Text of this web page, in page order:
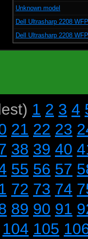
Unknown model
Dell Ultrasharp 2208 WFP
Dell Ultrasharp 2208 WFP
1 2 3 4
21 22 23
38 39 40
55 56 57
72 73 74
89 90 91
104 105